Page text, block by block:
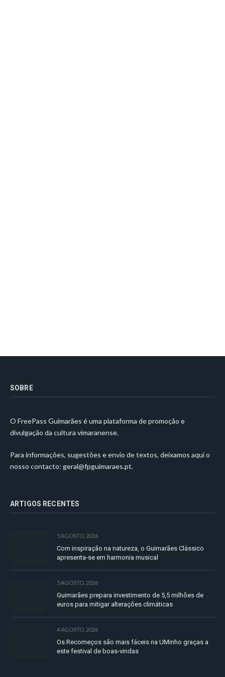
SOBRE
O FreePass Guimarães é uma plataforma de promoção e
divulgação da cultura vimaranense.
Para informações, sugestões e envio de textos, deixamos aqui o
nosso contacto: geral@fpguimaraes.pt.
ARTIGOS RECENTES
5 AGOSTO, 2026
Com inspiração na natureza, o Guimarães Clássico
apresenta-se em harmonia musical
5 AGOSTO, 2026
Guimarães prepara investimento de 5,5 milhões de
euros para mitigar alterações climáticas
4 AGOSTO, 2026
Os Recomeços são mais fáceis na UMinho graças a
este festival de boas-vindas